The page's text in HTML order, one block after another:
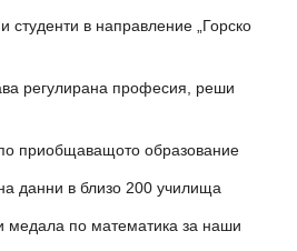
студенти в направление „Горско
регулирана професия, реши
приобщаващото образование
данни в близо 200 училища
медала по математика за наши